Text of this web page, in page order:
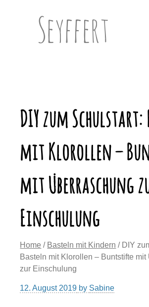
Seyffert
DIY zum
mit Klorollen –
mit Überraschung
Einschulung
Home / Basteln mit Kindern / DIY
Basteln mit Klorollen – Buntstifte mit
zur Einschulung
12. August 2019 by Sabine